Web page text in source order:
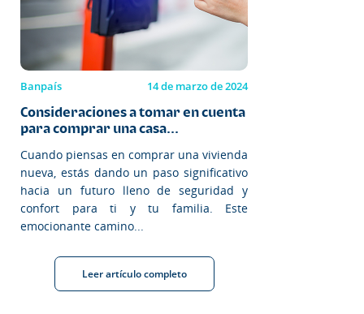
Banpaís 14 de marzo de 2024
Consideraciones a tomar en cuenta
para comprar una casa...
Cuando piensas en comprar una vivienda
nueva, estás dando un paso significativo
hacia un futuro lleno de seguridad y
confort para ti y tu familia. Este
emocionante camino...
Leer artículo completo